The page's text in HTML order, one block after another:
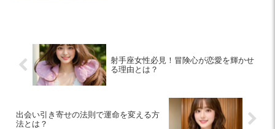
射手座女性必見！冒険心が恋愛を輝かせ
る理由とは？
出会い引き寄せの法則で運命を変える方
法とは？